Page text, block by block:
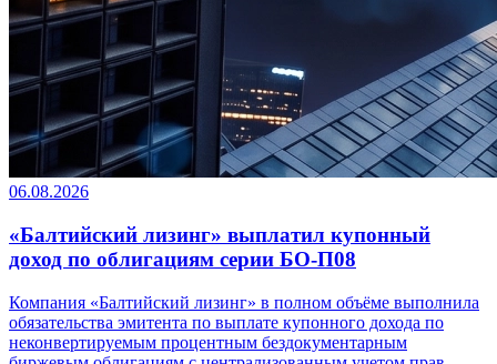
06.08.2026
«Балтийский лизинг» выплатил купонный
доход по облигациям серии БО-П08
Компания «Балтийский лизинг» в полном объёме выполнила
обязательства эмитента по выплате купонного дохода по
неконвертируемым процентным бездокументарным